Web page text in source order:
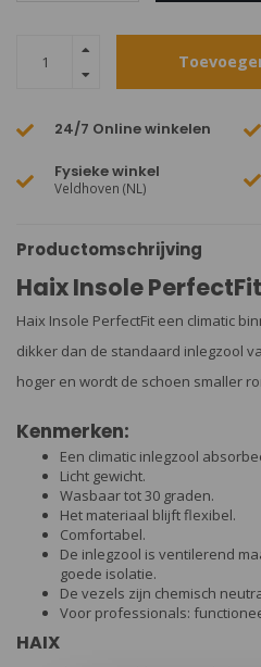
24/7 Online winkelen
Fysieke winkel
Veldhoven (NL)
Productomschrijving
Haix Insole PerfectFit
Haix Insole PerfectFit een climatic
dikker dan de standaard inlegzool
hoger en wordt de schoen smaller
Kenmerken:
Een climatic inlegzool
Licht gewicht.
Wasbaar tot 30 graden.
Het materiaal blijft flexibel.
Comfortabel.
De inlegzool is ventilerend
goede isolatie.
De vezels zijn chemisch
Voor professionals:
HAIX